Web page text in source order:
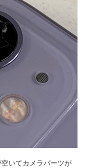
いてカメラパーツが